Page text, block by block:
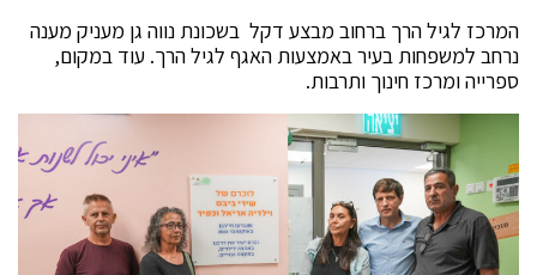
המרכז לגיל הרך ברחוב מבצע דקל בשכונת נווה גן מעניק מענה
נרחב למשפחות בעיר באמצעות האגף לגיל הרך. עוד במקום,
ספרייה ומרכז חינוך ותרבות.